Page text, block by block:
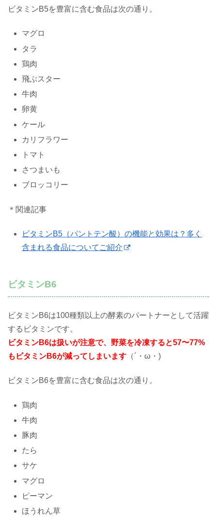
ビタミンB5を豊富に含む食品は次の通り。
マグロ
タラ
鶏肉
飛ぶスター
牛肉
卵黄
ケール
カリフラワー
トマト
さつまいも
ブロッコリー
＊関連記事
ビタミンB5（パントテン酸）の機能と効果は？多く
含まれる食品についてご紹介
ビタミンB6
ビタミンB6は100種類以上の酵素のパートナーとして活躍
するビタミンです。
ビタミンB6は扱いが注意で、野菜を冷凍すると57〜77%
もビタミンB6が減ってしまいます （´・ω・)
ビタミンB6を豊富に含む食品は次の通り。
鶏肉
牛肉
豚肉
たら
サケ
マグロ
ピーマン
ほうれん草